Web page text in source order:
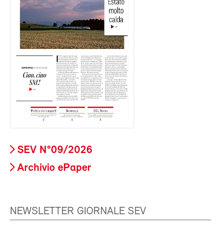
SEV N°09/2026
Archivio ePaper
NEWSLETTER GIORNALE SEV